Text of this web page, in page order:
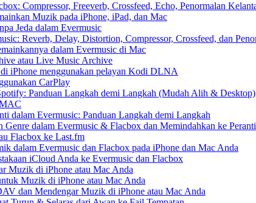
Compressor, Freeverb, Crossfeed, Echo, Penormalan
Muzik pada iPhone, iPad, dan Mac
Jeda dalam Evermusic
Reverb, Delay, Distortion, Compressor, Crossfeed, dan
dalam Evermusic di Mac
atau Live Music Archive
iPhone menggunakan pelayan Kodi DLNA
CarPlay
Panduan Langkah demi Langkah (Mudah Alih & Desktop)
dalam Evermusic: Panduan Langkah demi Langkah
dalam Evermusic & Flacbox dan Memindahkan ke
Flacbox ke Last.fm
dalam Evermusic dan Flacbox pada iPhone dan Mac Anda
iCloud Anda ke Evermusic dan Flacbox
Muzik di iPhone atau Mac Anda
Muzik di iPhone atau Mac Anda
dan Mendengar Muzik di iPhone atau Mac Anda